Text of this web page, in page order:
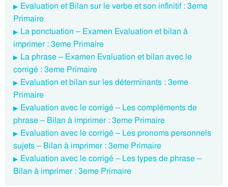
Evaluation et Bilan sur le verbe et son infinitif : 3eme
Primaire
La ponctuation – Examen Evaluation et bilan à
imprimer : 3eme Primaire
La phrase – Examen Evaluation et bilan avec le
corrigé : 3eme Primaire
Evaluation et bilan sur les déterminants : 3eme
Primaire
Evaluation avec le corrigé – Les compléments de
phrase – Bilan à imprimer : 3eme Primaire
Evaluation avec le corrigé – Les pronoms personnels
sujets – Bilan à imprimer : 3eme Primaire
Evaluation avec le corrigé – Les types de phrase –
Bilan à imprimer : 3eme Primaire